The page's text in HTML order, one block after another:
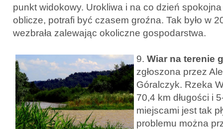
punkt widokowy. Urokliwa i na co dzień
oblicze, potrafi być czasem groźna. Tak było w
wezbrała zalewając okoliczne gospodarstwa.
9. Wiar na terenie
zgłoszona przez
Góralczyk. Rzeka
70,4 km długości i
miejscami jest tak
problemu można